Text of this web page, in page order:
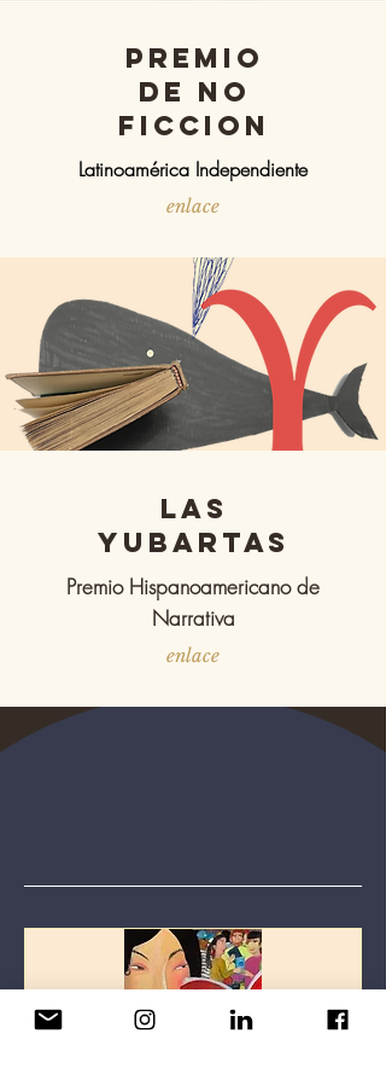
Premio
de no
ficcion
Latinoamérica Independiente
enlace
Las
Yubartas
Premio Hispanoamericano de
Narrativa
enlace